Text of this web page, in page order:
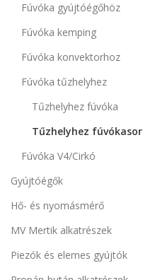
Fúvóka gyújtóégőhöz
Fúvóka kemping
Fúvóka konvektorhoz
Fúvóka tűzhelyhez
Tűzhelyhez fúvóka
Tűzhelyhez fúvókasor
Fúvóka V4/Cirkó
Gyújtóégők
Hő- és nyomásmérő
MV Mertik alkatrészek
Piezók és elemes gyújtók